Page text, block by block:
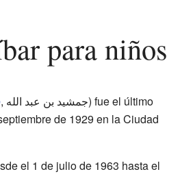
para niños
, جمشيد بن عبد الله‎) fue el último
de 1929 en la Ciudad
el 1 de julio de 1963 hasta el